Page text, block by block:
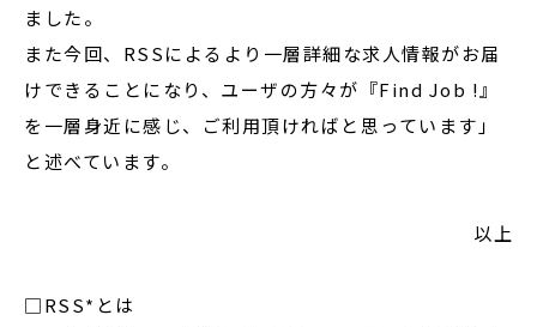
ました。
また今回、RSSによるより一層詳細な求人情報がお届
けできることになり、ユーザの方々が『Find Job !』
を一層身近に感じ、ご利用頂ければと思っています」
と述べています。
以上
□RSS*とは